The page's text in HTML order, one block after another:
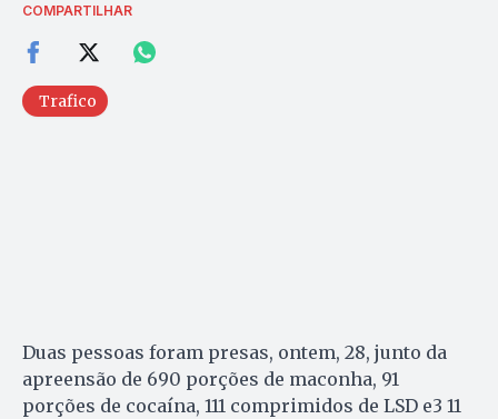
COMPARTILHAR
Trafico
Duas pessoas foram presas, ontem, 28, junto da
apreensão de 690 porções de maconha, 91
porções de cocaína, 111 comprimidos de LSD e3 11